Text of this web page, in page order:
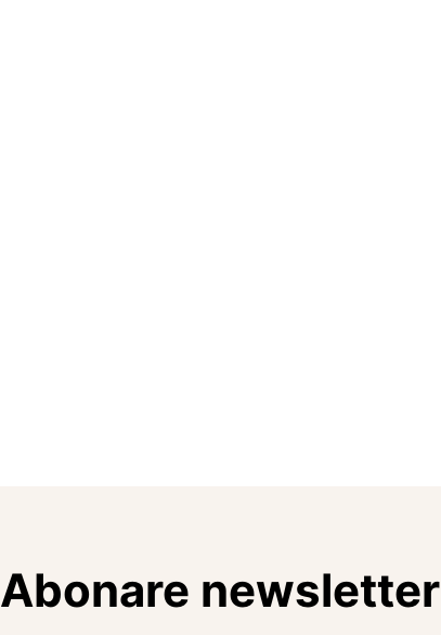
Abonare newsletter